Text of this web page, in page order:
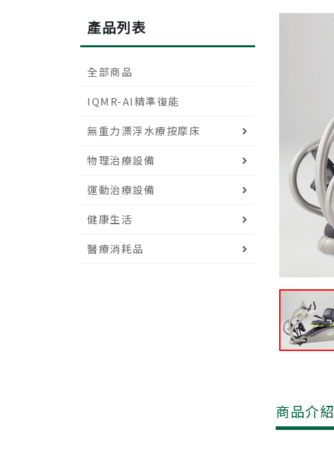
產品列表
全部商品
IQMR-AI精準復能
無重力漂浮水療按摩床
物理治療設備
運動治療設備
健康生活
醫療消耗品
商品介紹